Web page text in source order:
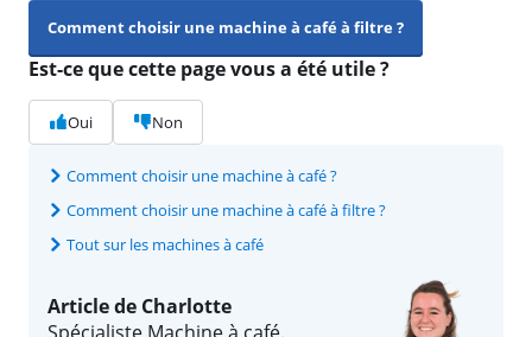
Comment choisir une machine à café à filtre ?
Est-ce que cette page vous a été utile ?
Oui Non
Comment choisir une machine à café ?
Comment choisir une machine à café à filtre ?
Tout sur les machines à café
Article de Charlotte